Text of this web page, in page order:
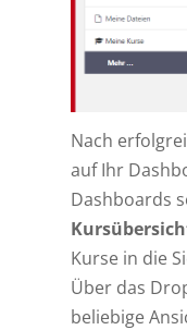
Nach
auf Ihr
Dashboards
Kurse in die
Über das
beliebige